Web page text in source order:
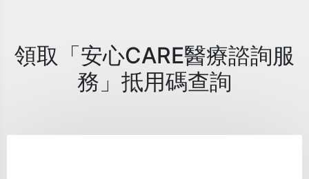
領取「安心CARE醫療諮詢服
務」抵用碼查詢